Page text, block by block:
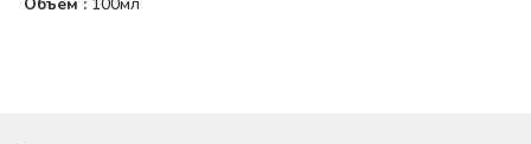
Объём : 100мл